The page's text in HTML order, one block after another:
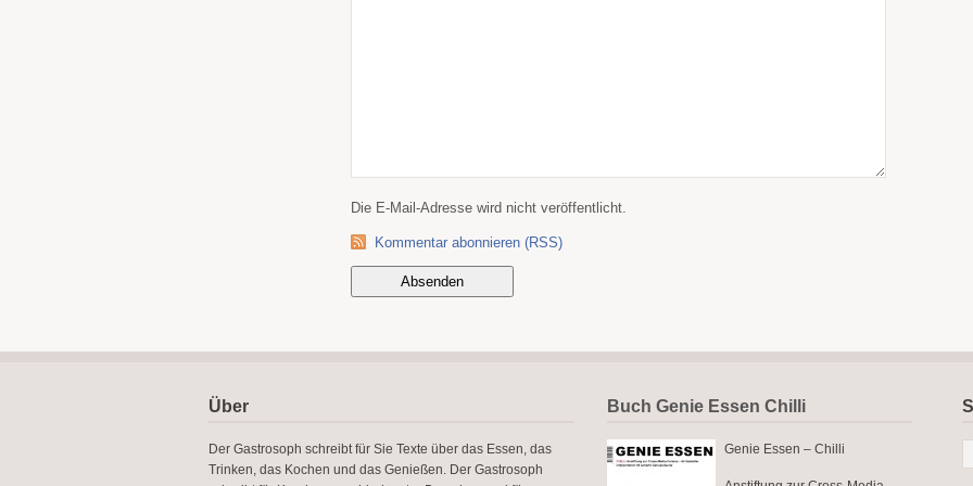
Die E-Mail-Adresse wird nicht veröffentlicht.
Kommentar abonnieren (RSS)
Über
Der Gastrosoph schreibt für Sie Texte über das Essen, das
Trinken, das Kochen und das Genießen. Der Gastrosoph
Buch Genie Essen Chilli
Genie Essen – Chilli